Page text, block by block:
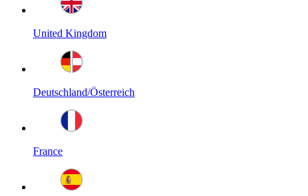
United Kingdom
Deutschland/Österreich
France